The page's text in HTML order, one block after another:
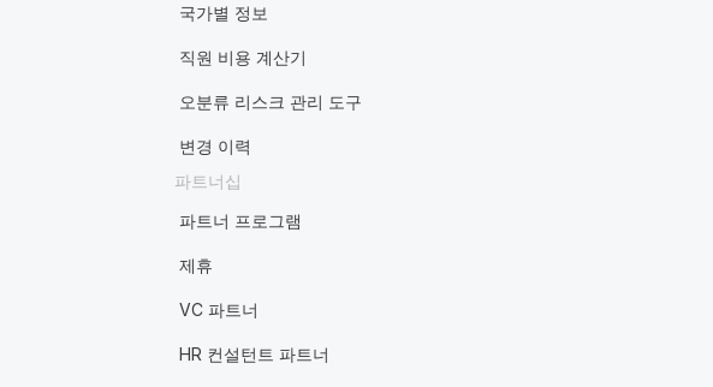
국가별 정보
직원 비용 계산기
오분류 리스크 관리 도구
변경 이력
파트너십
파트너 프로그램
제휴
VC 파트너
HR 컨설턴트 파트너